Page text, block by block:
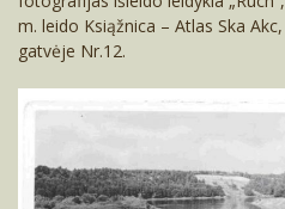
m. leido Ksiąžnica – Atlas Ska
gatvėje Nr.12.